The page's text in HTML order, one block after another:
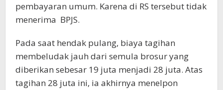
pembayaran umum. Karena di RS tersebut tidak
menerima BPJS.
Pada saat hendak pulang, biaya tagihan
membeludak jauh dari semula brosur yang
diberikan sebesar 19 juta menjadi 28 juta. Atas
tagihan 28 juta ini, ia akhirnya menelpon